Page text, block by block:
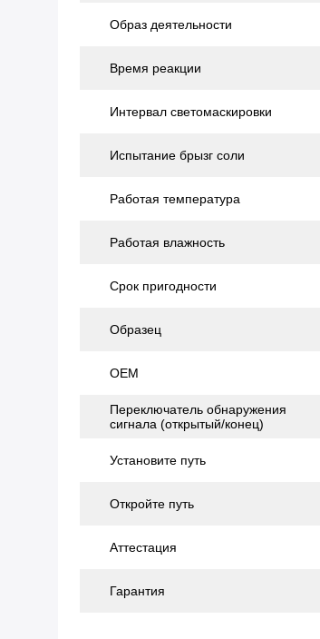
Образ деятельности
Время реакции
Интервал светомаскировки
Испытание брызг соли
Работая температура
Работая влажность
Срок пригодности
Образец
OEM
Переключатель обнаружения
сигнала (открытый/конец)
Установите путь
Откройте путь
Аттестация
Гарантия